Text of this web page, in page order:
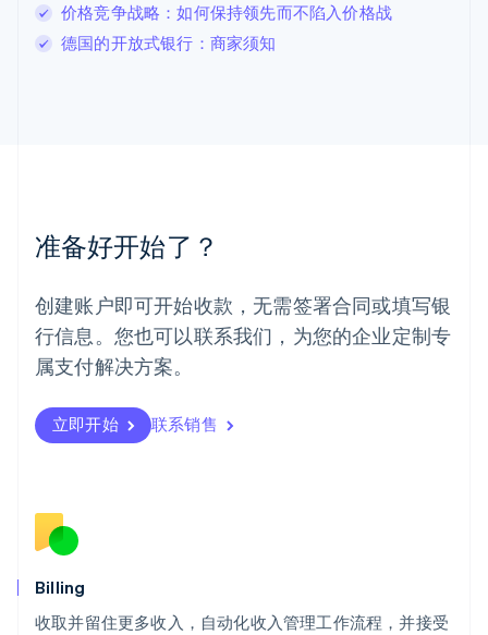
价格竞争战略：如何保持领先而不陷入价格战
德国的开放式银行：商家须知
准备好开始了？
创建账户即可开始收款，无需签署合同或填写银
行信息。您也可以联系我们，为您的企业定制专
属支付解决方案。
立即开始 联系销售
Billing
收取并留住更多收入，自动化收入管理工作流程，并接受
罗马尼亚
English
挪威
葡萄牙
Português English
日本
日本語English
瑞典
瑞士
DeutschFrançais
English
斯洛文尼亚
泰国
ไทยEnglish